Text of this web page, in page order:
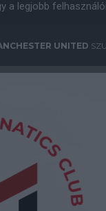
a legjobb
UNITED